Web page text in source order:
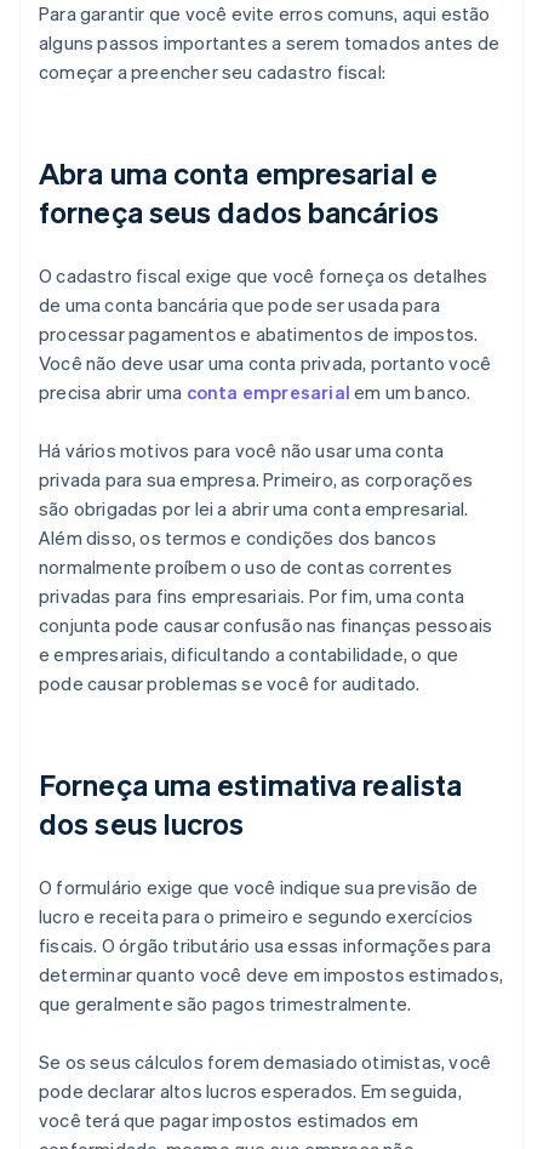
Para garantir que você evite erros comuns, aqui estão
alguns passos importantes a serem tomados antes de
começar a preencher seu cadastro fiscal:
Abra uma conta empresarial e
forneça seus dados bancários
O cadastro fiscal exige que você forneça os detalhes
de uma conta bancária que pode ser usada para
processar pagamentos e abatimentos de impostos.
Você não deve usar uma conta privada, portanto você
precisa abrir uma conta empresarial em um banco.
Há vários motivos para você não usar uma conta
privada para sua empresa. Primeiro, as corporações
são obrigadas por lei a abrir uma conta empresarial.
Além disso, os termos e condições dos bancos
normalmente proíbem o uso de contas correntes
privadas para fins empresariais. Por fim, uma conta
conjunta pode causar confusão nas finanças pessoais
e empresariais, dificultando a contabilidade, o que
pode causar problemas se você for auditado.
Forneça uma estimativa realista
dos seus lucros
O formulário exige que você indique sua previsão de
lucro e receita para o primeiro e segundo exercícios
fiscais. O órgão tributário usa essas informações para
determinar quanto você deve em impostos estimados,
que geralmente são pagos trimestralmente.
Se os seus cálculos forem demasiado otimistas, você
pode declarar altos lucros esperados. Em seguida,
você terá que pagar impostos estimados em